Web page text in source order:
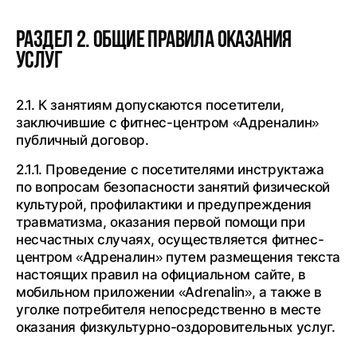
Раздел 2. Общие правила оказания
услуг
2.1. К занятиям допускаются посетители,
заключившие с фитнес-центром «Адреналин»
публичный договор.
2.1.1. Проведение с посетителями инструктажа
по вопросам безопасности занятий физической
культурой, профилактики и предупреждения
травматизма, оказания первой помощи при
несчастных случаях, осуществляется фитнес-
центром «Адреналин» путем размещения текста
настоящих правил на официальном сайте, в
мобильном приложении «Adrenalin», а также в
уголке потребителя непосредственно в месте
оказания физкультурно-оздоровительных услуг.